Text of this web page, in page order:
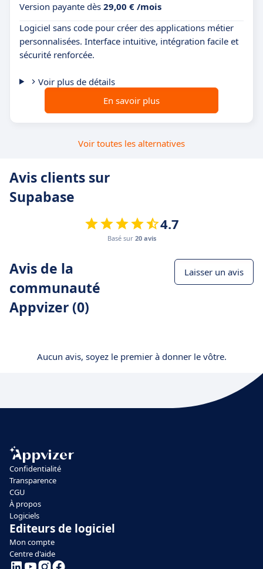
Version payante dès 29,00 € /mois
Logiciel sans code pour créer des applications métier
personnalisées. Interface intuitive, intégration facile et
sécurité renforcée.
Voir plus de détails
En savoir plus
Voir toutes les alternatives
Avis clients sur
Supabase
4.7
Basé sur 20 avis
Avis de la
communauté
Appvizer (0)
Laisser un avis
Aucun avis, soyez le premier à donner le vôtre.
Confidentialité
Transparence
CGU
À propos
Logiciels
Editeurs de logiciel
Mon compte
Centre d'aide